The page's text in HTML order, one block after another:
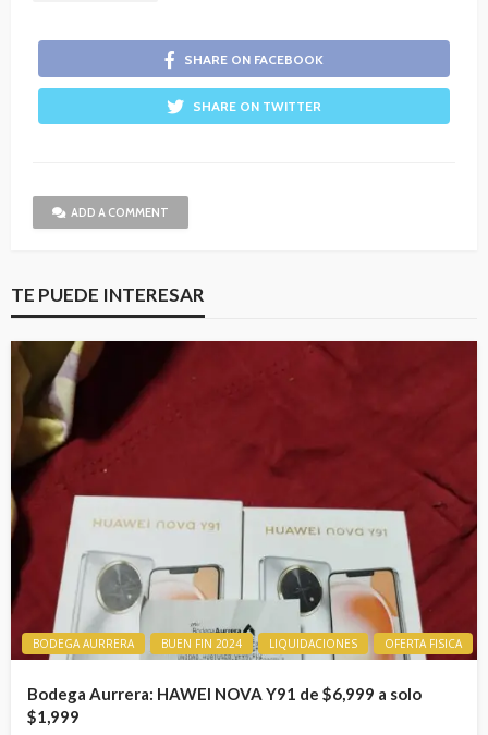
SHARE ON FACEBOOK
SHARE ON TWITTER
ADD A COMMENT
TE PUEDE INTERESAR
BODEGA AURRERA BUEN FIN 2024 LIQUIDACIONES OFERTA FISICA
Bodega Aurrera: HAWEI NOVA Y91 de $6,999 a solo
$1,999